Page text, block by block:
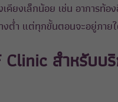
เคียงเล็กน้อย เช่น อาการ
งต่ำ แต่ทุกขั้นตอนจะอยู่ภ
สำหรับบ